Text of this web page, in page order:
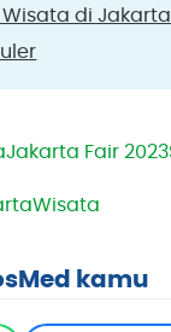
di
Jakarta Fair 2023
Wisata
kamu